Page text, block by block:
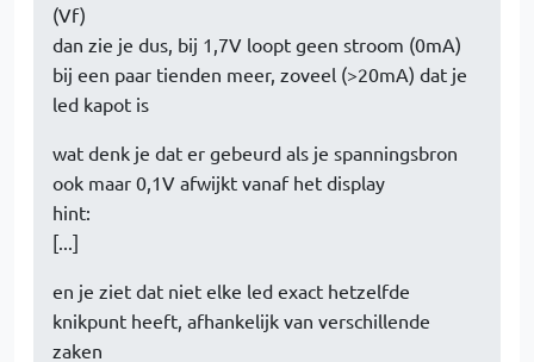
(Vf)
dan zie je dus, bij 1,7V loopt geen stroom (0mA)
bij een paar tienden meer, zoveel (>20mA) dat je
led kapot is
wat denk je dat er gebeurd als je spanningsbron
ook maar 0,1V afwijkt vanaf het display
hint:
[...]
en je ziet dat niet elke led exact hetzelfde
knikpunt heeft, afhankelijk van verschillende
zaken